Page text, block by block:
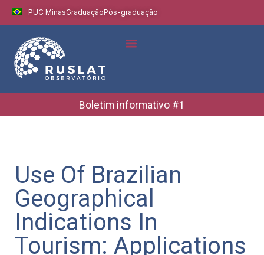
PUC MinasGraduaçãoPós-graduação
Boletim informativo #1
Use Of Brazilian
Geographical
Indications In
Tourism: Applications